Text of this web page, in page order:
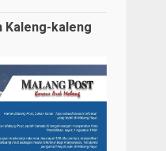
Kaleng-kaleng